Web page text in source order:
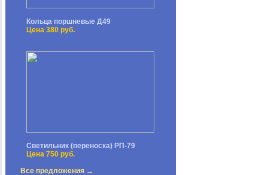
Кольца поршневые Д49
Цена 380 руб.
Светильник (переноска) РП-79
Цена 750 руб.
Все предложения →